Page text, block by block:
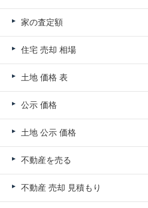
家の査定額
住宅 売却 相場
土地 価格 表
公示 価格
土地 公示 価格
不動産を売る
不動産 売却 見積もり